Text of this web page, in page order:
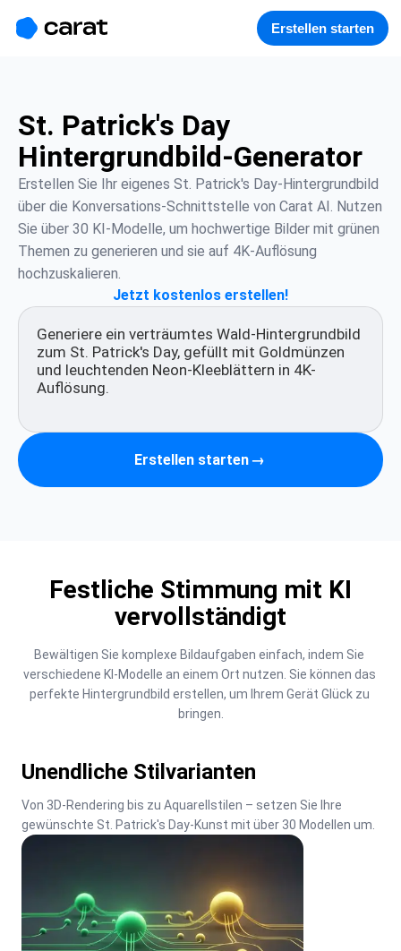
Erstellen starten
St. Patrick's Day
Hintergrundbild-Generator
Erstellen Sie Ihr eigenes St. Patrick's Day-Hintergrundbild
über die Konversations-Schnittstelle von Carat AI. Nutzen
Sie über 30 KI-Modelle, um hochwertige Bilder mit grünen
Themen zu generieren und sie auf 4K-Auflösung
hochzuskalieren.
Jetzt kostenlos erstellen!
Erstellen starten →
Festliche Stimmung mit KI
vervollständigt
Bewältigen Sie komplexe Bildaufgaben einfach, indem Sie
verschiedene KI-Modelle an einem Ort nutzen. Sie können das
perfekte Hintergrundbild erstellen, um Ihrem Gerät Glück zu
bringen.
Unendliche Stilvarianten
Von 3D-Rendering bis zu Aquarellstilen – setzen Sie Ihre
gewünschte St. Patrick's Day-Kunst mit über 30 Modellen um.